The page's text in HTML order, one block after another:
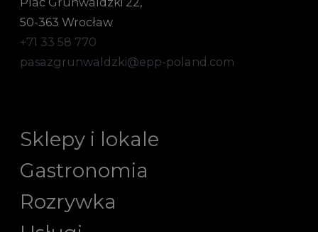
50-363 Wrocław
+71 33 58 770
pasazgrunwaldzki@epp-poland.com
Sklepy i lokale
Gastronomia
Rozrywka